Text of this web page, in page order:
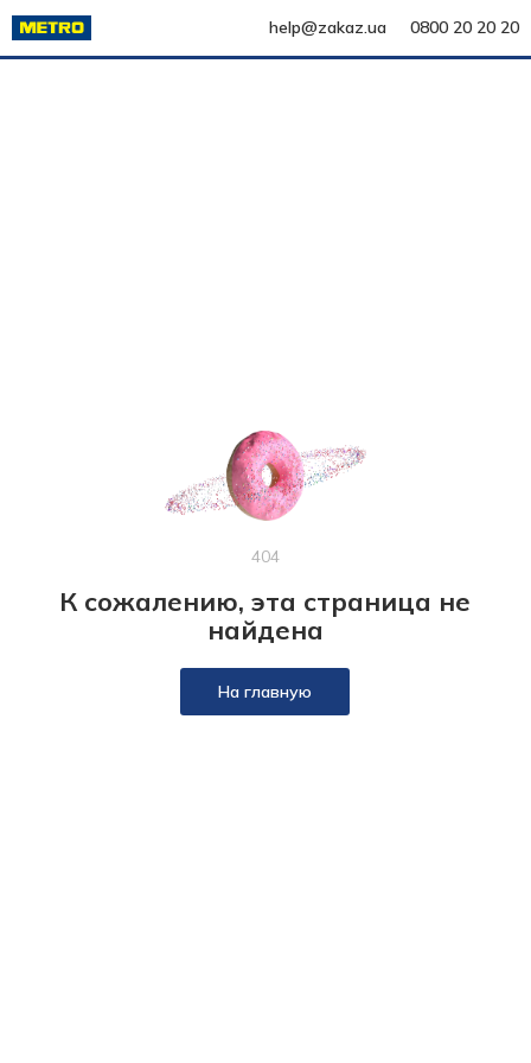
help@zakaz.ua 0800 20 20 20
404
К сожалению, эта страница не
найдена
На главную